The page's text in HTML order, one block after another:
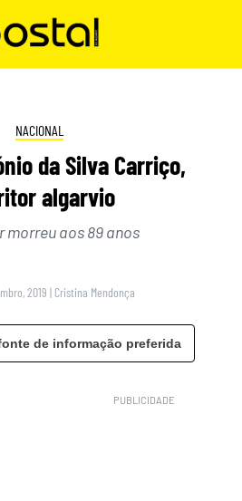
NACIONAL
da Silva Carriço,
algarvio
morreu aos 89 anos
2019 | Cristina Mendonça
de informação preferida